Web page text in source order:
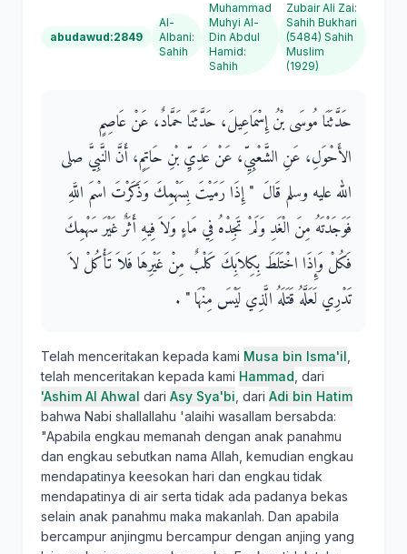
abudawud:2849
Al-
Albani:
Sahih
Muhammad
Muhyi Al-
Din Abdul
Hamid:
Sahih
Zubair Ali Zai:
Sahih Bukhari
(5484) Sahih
Muslim
(1929)
حَدَّثَنَا مُوسَى بْنُ إِسْمَاعِيلَ، حَدَّثَنَا حَمَّادٌ، عَنْ عَاصِمٍ
الأَحْوَلِ، عَنِ الشَّعْبِيِّ، عَنْ عَدِيِّ بْنِ حَاتِمٍ، أَنَّ النَّبِيَّ صلى
الله عليه وسلم قَالَ ‏ "‏ إِذَا رَمَيْتَ بِسَهْمِكَ وَذَكَرْتَ اسْمَ اللَّهِ
فَوَجَدْتَهُ مِنَ الْغَدِ وَلَمْ تَجِدْهُ فِي مَاءٍ وَلاَ فِيهِ أَثَرٌ غَيْرَ سَهْمِكَ
فَكُلْ وَإِذَا اخْتَلَطَ بِكِلاَبِكَ كَلْبٌ مِنْ غَيْرِهَا فَلاَ تَأْكُلْ لاَ
تَدْرِي لَعَلَّهُ قَتَلَهُ الَّذِي لَيْسَ مِنْهَا ‏"‏ ‏.‏
Telah menceritakan kepada kami Musa bin Isma'il
telah menceritakan kepada kami Hammad , dari
'Ashim Al Ahwal dari Asy Sya'bi , dari Adi bin Hatim
bahwa Nabi shallallahu 'alaihi wasallam bersabda:
"Apabila engkau memanah dengan anak panahmu
dan engkau sebutkan nama Allah, kemudian engkau
mendapatinya keesokan hari dan engkau tidak
mendapatinya di air serta tidak ada padanya bekas
selain anak panahmu maka makanlah. Dan apabila
bercampur anjingmu bercampur dengan anjing yang